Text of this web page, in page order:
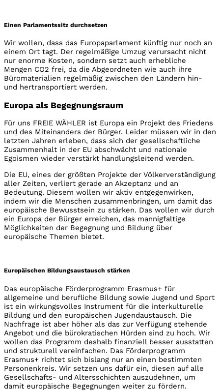
Einen Parlamentssitz durchsetzen
Wir wollen, dass das Europaparlament künftig nur noch an
einem Ort tagt. Der regelmäßige Umzug verursacht nicht
nur enorme Kosten, sondern setzt auch erhebliche
Mengen CO2 frei, da die Abgeordneten wie auch ihre
Büromaterialien regelmäßig zwischen den Ländern hin-
und hertransportiert werden.
Europa als Begegnungsraum
Für uns FREIE WÄHLER ist Europa ein Projekt des Friedens
und des Miteinanders der Bürger. Leider müssen wir in den
letzten Jahren erleben, dass sich der gesellschaftliche
Zusammenhalt in der EU abschwächt und nationale
Egoismen wieder verstärkt handlungsleitend werden.
Die EU, eines der größten Projekte der Völkerverständigung
aller Zeiten, verliert gerade an Akzeptanz und an
Bedeutung. Diesem wollen wir aktiv entgegenwirken,
indem wir die Menschen zusammenbringen, um damit das
europäische Bewusstsein zu stärken. Das wollen wir durch
ein Europa der Bürger erreichen, das mannigfaltige
Möglichkeiten der Begegnung und Bildung über
europäische Themen bietet.
Europäischen Bildungsaustausch stärken
Das europäische Förderprogramm Erasmus+ für
allgemeine und berufliche Bildung sowie Jugend und Sport
ist ein wirkungsvolles Instrument für die interkulturelle
Bildung und den europäischen Jugendaustausch. Die
Nachfrage ist aber höher als das zur Verfügung stehende
Angebot und die bürokratischen Hürden sind zu hoch. Wir
wollen das Programm deshalb finanziell besser ausstatten
und strukturell vereinfachen. Das Förderprogramm
Erasmus+ richtet sich bislang nur an einen bestimmten
Personenkreis. Wir setzen uns dafür ein, diesen auf alle
Gesellschafts- und Altersschichten auszudehnen, um
damit europäische Begegnungen weiter zu fördern.